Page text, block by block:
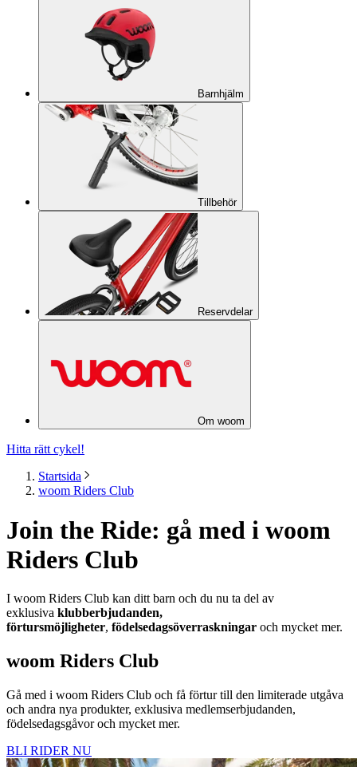
Barnhjälm
Tillbehör
Reservdelar
Om woom
Hitta rätt cykel!
Startsida
woom Riders Club
Join the Ride: gå med i woom
Riders Club
I woom Riders Club kan ditt barn och du nu ta del av
exklusiva klubberbjudanden,
förtursmöjligheter, födelsedagsöverraskningar och mycket mer.
woom Riders Club
Gå med i woom Riders Club och få förtur till den limiterade utgåva
och andra nya produkter, exklusiva medlemserbjudanden,
födelsedagsgåvor och mycket mer.
BLI RIDER NU